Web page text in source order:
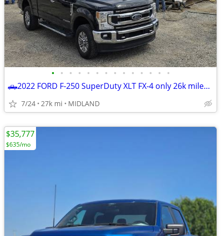
• • • • • • • • • • • • • •
🛻2022 FORD F-250 SuperDuty XLT FX-4 only 26k miles *BEST DEAL ZERO GAMES *☎
7/24 27k mi MIDLAND
$35,777
$635/mo